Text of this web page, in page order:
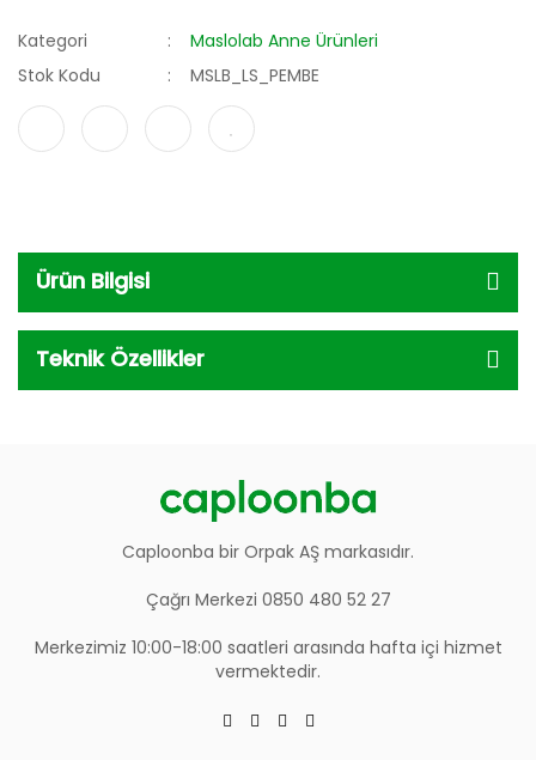
Kategori
Maslolab Anne Ürünleri
Stok Kodu
MSLB_LS_PEMBE
Ürün Bilgisi
Teknik Özellikler
Caploonba bir Orpak AŞ markasıdır.
Çağrı Merkezi 0850 480 52 27
Merkezimiz 10:00-18:00 saatleri arasında hafta içi hizmet
vermektedir.